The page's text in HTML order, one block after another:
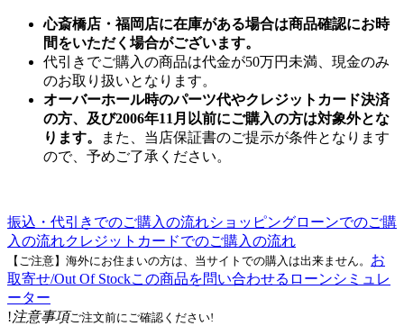
心斎橋店・福岡店に在庫がある場合は商品確認にお時
間をいただく場合がございます。
代引きでご購入の商品は代金が50万円未満、現金のみ
のお取り扱いとなります。
オーバーホール時のパーツ代やクレジットカード決済
の方、及び2006年11月以前にご購入の方は対象外とな
ります。
また、当店保証書のご提示が条件となります
ので、予めご了承ください。
振込・代引きでのご購入の流れショッピングローンでのご購
入の流れクレジットカードでのご購入の流れ
【ご注意】海外にお住まいの方は、当サイトでの購入は出来ません。 お
取寄せ/Out Of Stockこの商品を問い合わせる ローンシミュレ
ーター
!注意事項ご注文前にご確認ください!